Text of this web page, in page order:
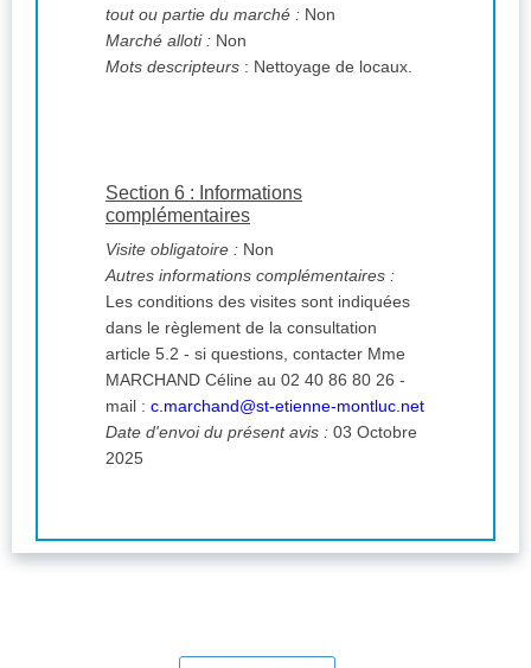
tout ou partie du marché : Non
Marché alloti : Non
Mots descripteurs : Nettoyage de locaux.
Section 6 : Informations
complémentaires
Visite obligatoire : Non
Autres informations complémentaires :
Les conditions des visites sont indiquées
dans le règlement de la consultation
article 5.2 - si questions, contacter Mme
MARCHAND Céline au 02 40 86 80 26 -
mail : c.marchand@st-etienne-montluc.net
Date d'envoi du présent avis : 03 Octobre
2025